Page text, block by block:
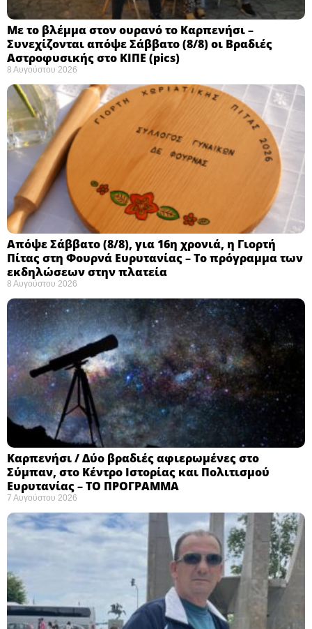
Με το βλέμμα στον ουρανό το Καρπενήσι –
Συνεχίζονται απόψε Σάββατο (8/8) οι Βραδιές
Αστροφυσικής στο ΚΙΠΕ (pics)
8 Αυγούστου 2026
Απόψε Σάββατο (8/8), για 16η χρονιά, η Γιορτή
Πίτας στη Φουρνά Ευρυτανίας – Το πρόγραμμα των
εκδηλώσεων στην πλατεία
8 Αυγούστου 2026
Καρπενήσι / Δύο βραδιές αφιερωμένες στο
Σύμπαν, στο Κέντρο Ιστορίας και Πολιτισμού
Ευρυτανίας – ΤΟ ΠΡΟΓΡΑΜΜΑ
7 Αυγούστου 2026